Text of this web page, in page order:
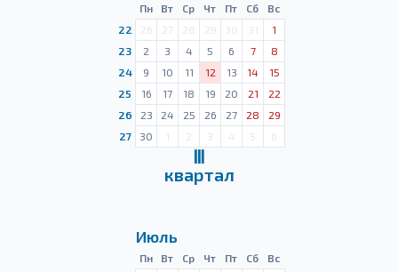
Пн Вт Ср Чт Пт Сб
Вс
22
26 27 28 29 30 31
1
23
2 3 4 5 6 7
8
24
9 10 11 12 13 14
15
25
16 17 18 19 20 21
22
26
23 24 25 26 27 28
29
27
30 1 2 3 4 5 6
Ⅲ
квартал
Июль
Пн Вт Ср Чт Пт Сб
Вс